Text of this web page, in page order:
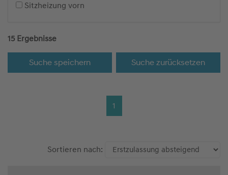
Sitzheizung vorn
15 Ergebnisse
Suche speichern Suche zurücksetzen
1
Sortieren nach: